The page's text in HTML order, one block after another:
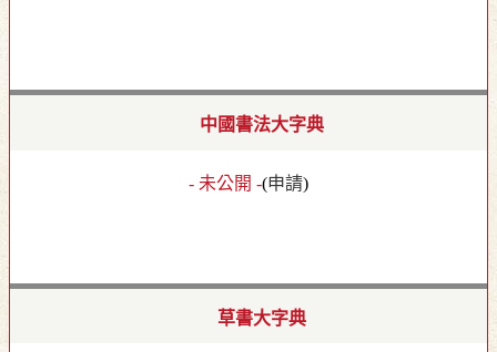
中國書法大字典
- 未公開 -(申請)
草書大字典